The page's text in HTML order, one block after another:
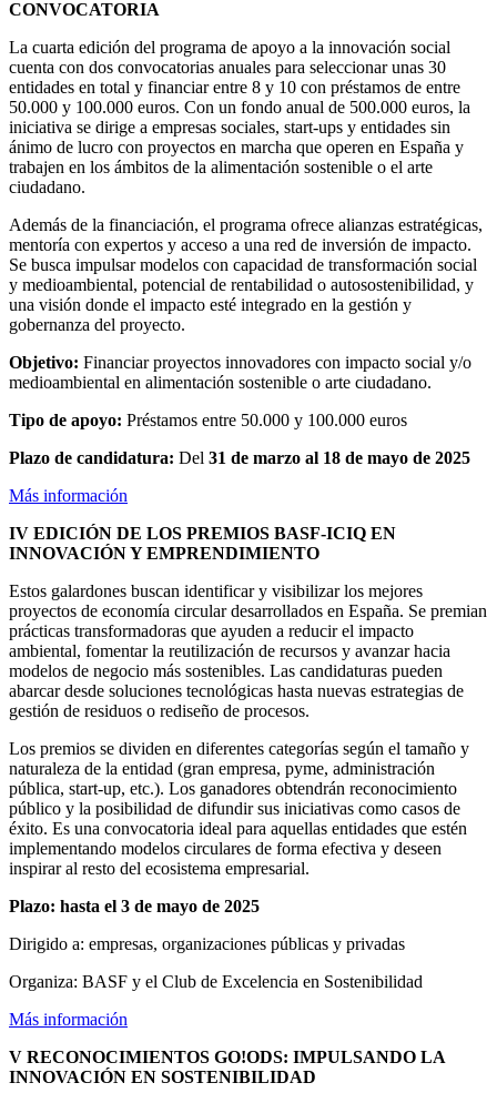
CONVOCATORIA
La cuarta edición del programa de apoyo a la innovación social
cuenta con dos convocatorias anuales para seleccionar unas 30
entidades en total y financiar entre 8 y 10 con préstamos de entre
50.000 y 100.000 euros. Con un fondo anual de 500.000 euros, la
iniciativa se dirige a empresas sociales, start-ups y entidades sin
ánimo de lucro con proyectos en marcha que operen en España y
trabajen en los ámbitos de la alimentación sostenible o el arte
ciudadano.
Además de la financiación, el programa ofrece alianzas estratégicas,
mentoría con expertos y acceso a una red de inversión de impacto.
Se busca impulsar modelos con capacidad de transformación social
y medioambiental, potencial de rentabilidad o autosostenibilidad, y
una visión donde el impacto esté integrado en la gestión y
gobernanza del proyecto.
Objetivo: Financiar proyectos innovadores con impacto social y/o
medioambiental en alimentación sostenible o arte ciudadano.
Tipo de apoyo: Préstamos entre 50.000 y 100.000 euros
Plazo de candidatura: Del 31 de marzo al 18 de mayo de 2025
Más información
IV EDICIÓN DE LOS PREMIOS BASF-ICIQ EN
INNOVACIÓN Y EMPRENDIMIENTO
Estos galardones buscan identificar y visibilizar los mejores
proyectos de economía circular desarrollados en España. Se premian
prácticas transformadoras que ayuden a reducir el impacto
ambiental, fomentar la reutilización de recursos y avanzar hacia
modelos de negocio más sostenibles. Las candidaturas pueden
abarcar desde soluciones tecnológicas hasta nuevas estrategias de
gestión de residuos o rediseño de procesos.
Los premios se dividen en diferentes categorías según el tamaño y
naturaleza de la entidad (gran empresa, pyme, administración
pública, start-up, etc.). Los ganadores obtendrán reconocimiento
público y la posibilidad de difundir sus iniciativas como casos de
éxito. Es una convocatoria ideal para aquellas entidades que estén
implementando modelos circulares de forma efectiva y deseen
inspirar al resto del ecosistema empresarial.
Plazo: hasta el 3 de mayo de 2025
Dirigido a: empresas, organizaciones públicas y privadas
Organiza: BASF y el Club de Excelencia en Sostenibilidad
Más información
V RECONOCIMIENTOS GO!ODS: IMPULSANDO LA
INNOVACIÓN EN SOSTENIBILIDAD